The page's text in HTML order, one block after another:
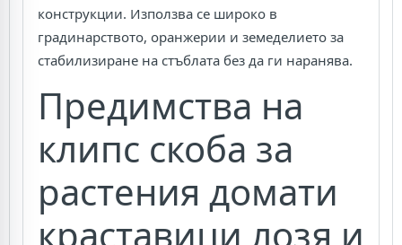
конструкции. Използва се широко в
градинарството, оранжерии и земеделието за
стабилизиране на стъблата без да ги наранява.
Предимства на
клипс скоба за
растения домати
краставици лозя и